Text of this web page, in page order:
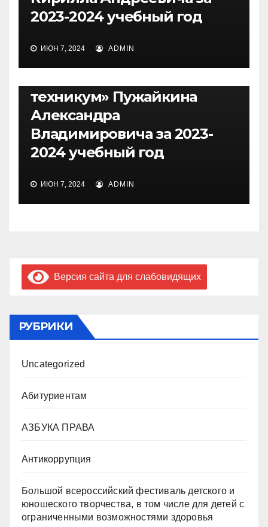
2023-2024 учебный год
ИЮН 7, 2024 ADMIN
наставничества,
преподавателя –
наставника ГБПОУ
техникум» Пужайкина
Александра
Владимировича за 2023-
2024 учебный год
ИЮН 7, 2024 ADMIN
Версия сайта для слабовидящих
РУБРИКИ
Uncategorized
Абитуриентам
АЗБУКА ПРАВА
Антикоррупция
Большой всероссийский фестиваль детского и
юношеского творчества, в том числе для детей с
ограниченными возможностями здоровья